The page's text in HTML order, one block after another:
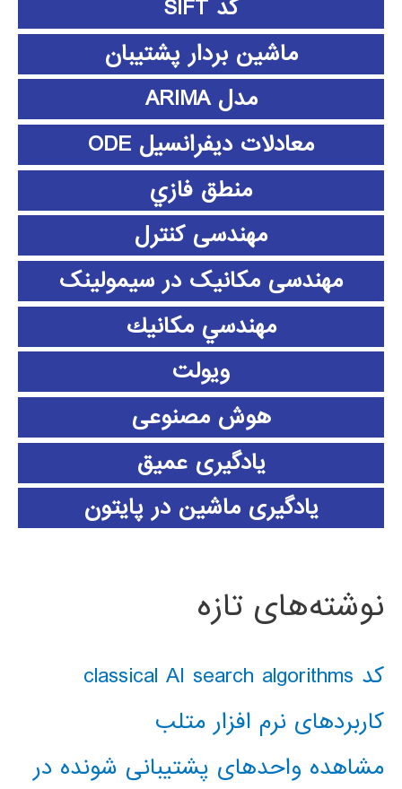
کد SIFT
ماشین بردار پشتیبان
مدل ARIMA
معادلات دیفرانسیل ODE
منطق فازي
مهندسی کنترل
مهندسی مکانیک در سیمولینک
مهندسي مكانيك
ویولت
هوش مصنوعی
یادگیری عمیق
یادگیری ماشین در پایتون
نوشته‌های تازه
کد classical AI search algorithms
کاربردهای نرم افزار متلب
مشاهده واحدهای پشتیبانی شونده در